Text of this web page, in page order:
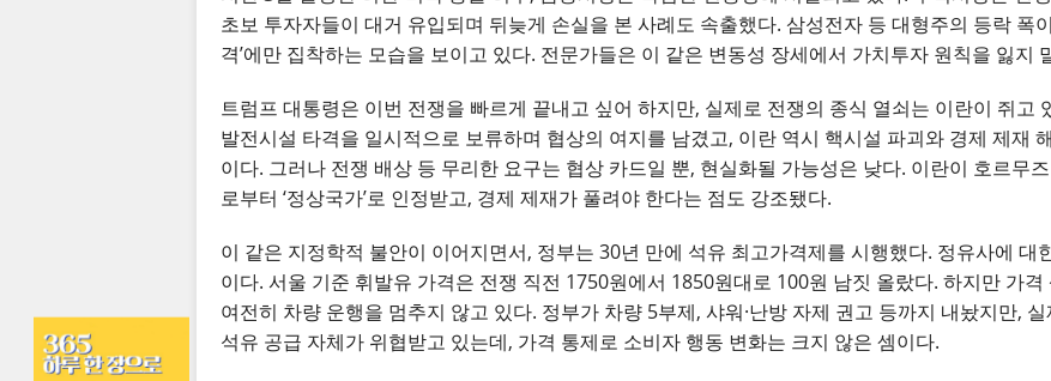
초보 투자자들이 대거 유입되며 뒤늦게 손실을 본 사례도 속출했다. 삼성전자 등 대형주의 등락 폭
격’에만 집착하는 모습을 보이고 있다. 전문가들은 이 같은 변동성 장세에서 가치투자 원칙을 잃지
트럼프 대통령은 이번 전쟁을 빠르게 끝내고 싶어 하지만, 실제로 전쟁의 종식 열쇠는 이란이 쥐고
발전시설 타격을 일시적으로 보류하며 협상의 여지를 남겼고, 이란 역시 핵시설 파괴와 경제 제재
이다. 그러나 전쟁 배상 등 무리한 요구는 협상 카드일 뿐, 현실화될 가능성은 낮다. 이란이 호르무
로부터 ‘정상국가’로 인정받고, 경제 제재가 풀려야 한다는 점도 강조됐다.
이 같은 지정학적 불안이 이어지면서, 정부는 30년 만에 석유 최고가격제를 시행했다. 정유사에 대
이다. 서울 기준 휘발유 가격은 전쟁 직전 1750원에서 1850원대로 100원 남짓 올랐다. 하지만 가
여전히 차량 운행을 멈추지 않고 있다. 정부가 차량 5부제, 샤워·난방 자제 권고 등까지 내놨지만,
석유 공급 자체가 위협받고 있는데, 가격 통제로 소비자 행동 변화는 크지 않은 셈이다.